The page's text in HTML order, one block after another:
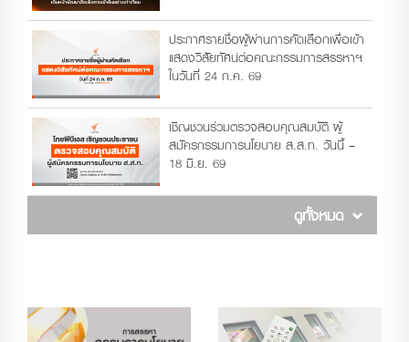
ประกาศรายชื่อผู้ผ่านการคัดเลือกเพื่อเข้า
แสดงวิสัยทัศน์ต่อคณะกรรมการสรรหาฯ
ในวันที่ 24 ก.ค. 69
เชิญชวนร่วมตรวจสอบคุณสมบัติ ผู้
สมัครกรรมการนโยบาย ส.ส.ท. วันนี้ –
18 มิ.ย. 69
ดูทั้งหมด